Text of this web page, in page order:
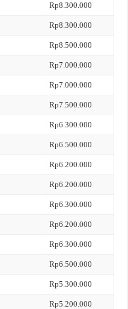
Rp8.300.000
Rp8.300.000
Rp8.500.000
Rp7.000.000
Rp7.000.000
Rp7.500.000
Rp6.300.000
Rp6.500.000
Rp6.200.000
Rp6.200.000
Rp6.300.000
Rp6.200.000
Rp6.300.000
Rp6.500.000
Rp5.300.000
Rp5.200.000